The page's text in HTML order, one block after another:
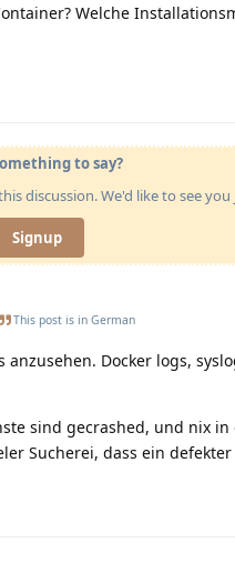
Welche
to say?
discussion. We'd like to see
Signup
This post is in German
Docker logs,
sind gecrashed, und nix in
Sucherei, dass ein defekter